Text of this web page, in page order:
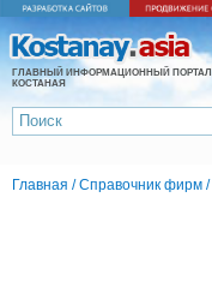
ГЛАВНЫЙ ИНФОРМАЦИОННЫЙ ПОРТАЛ
КОСТАНАЯ
Главная /Справочник фирм /